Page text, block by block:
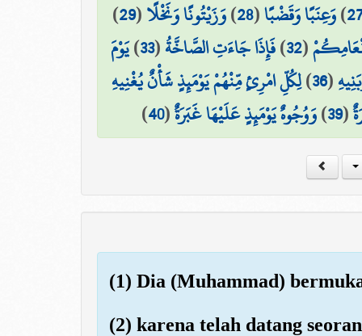
)وَعِنَبًا وَقَضْبًا(
28
)وَزَيْتُونًا وَنَخْلًا(
29
)
(
32
)فَإِذَا جَاءَتِ الصَّاخَّةُ(
33
)يَوْمَ
(
36
)لِكُلِّ امْرِئٍ مِّنْهُمْ يَوْمَئِذٍ شَأْنٌ يُغْنِيهِ
(
39
)وَوُجُوهٌ يَوْمَئِذٍ عَلَيْهَا غَبَرَةٌ(
40
)
(1) Dia (Muhammad)
(2) karena telah datang